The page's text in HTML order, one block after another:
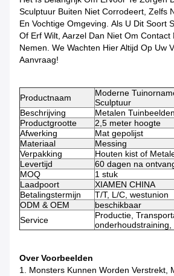
Sculptuur Buiten Niet Corrodeert, Zelfs
En Vochtige Omgeving. Als U Dit Soort
Of Erf Wilt, Aarzel Dan Niet Om Contact
Nemen. We Wachten Hier Altijd Op Uw
Aanvraag!
Productnaam
Moderne
Sculptuur
Beschrijving
Metalen Tuinbeelden
Productgrootte
2,5 meter hoogte
Afwerking
Mat gepolijst
Materiaal
Messing
Verpakking
Houten kist of
Levertijd
60 dagen na
MOQ
1 stuk
Laadpoort
XIAMEN CHINA
Betalingstermijn
T/T, L/C, westunion
ODM & OEM
beschikbaar
Service
Productie,
onderhoudstraining,
Over Voorbeelden
1. Monsters Kunnen Worden Verstrekt,